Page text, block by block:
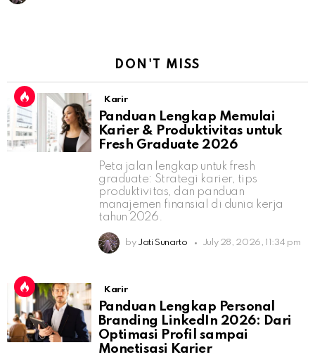
DON'T MISS
Karir
Panduan Lengkap Memulai
Karier & Produktivitas untuk
Fresh Graduate 2026
Peta jalan lengkap untuk fresh
graduate: Strategi karier, tips
produktivitas, dan panduan
manajemen finansial di dunia kerja
tahun 2026.
by Jati Sunarto July 28, 2026, 11:34 pm
Karir
Panduan Lengkap Personal
Branding LinkedIn 2026: Dari
Optimasi Profil sampai
Monetisasi Karier